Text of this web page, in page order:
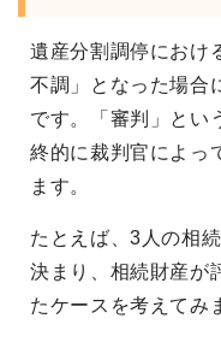
遺産分割調停におけ
不調」となった場合
です。「審判」とい
終的に裁判官によっ
ます。
たとえば、3人の相
決まり、相続財産が
たケースを考えてみ